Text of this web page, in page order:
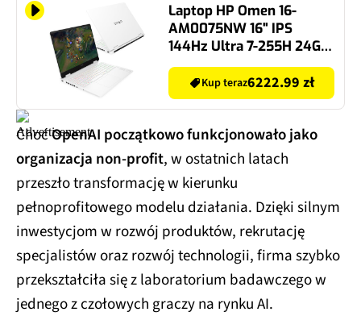
Laptop HP Omen 16-
AM0075NW 16" IPS
144Hz Ultra 7-255H 24GB
RAM 1TB SSD GeForce
RTX5060 DLSS 4
Windows 11 Home
Kup teraz6222.99 zł
ChoćOpenAI początkowo funkcjonowało jako
organizacja non-profit, w ostatnich latach
przeszło transformację w kierunku
pełnoprofitowego modelu działania. Dzięki silnym
inwestycjom w rozwój produktów, rekrutację
specjalistów oraz rozwój technologii, firma szybko
przekształciła się z laboratorium badawczego w
jednego z czołowych graczy na rynku AI.